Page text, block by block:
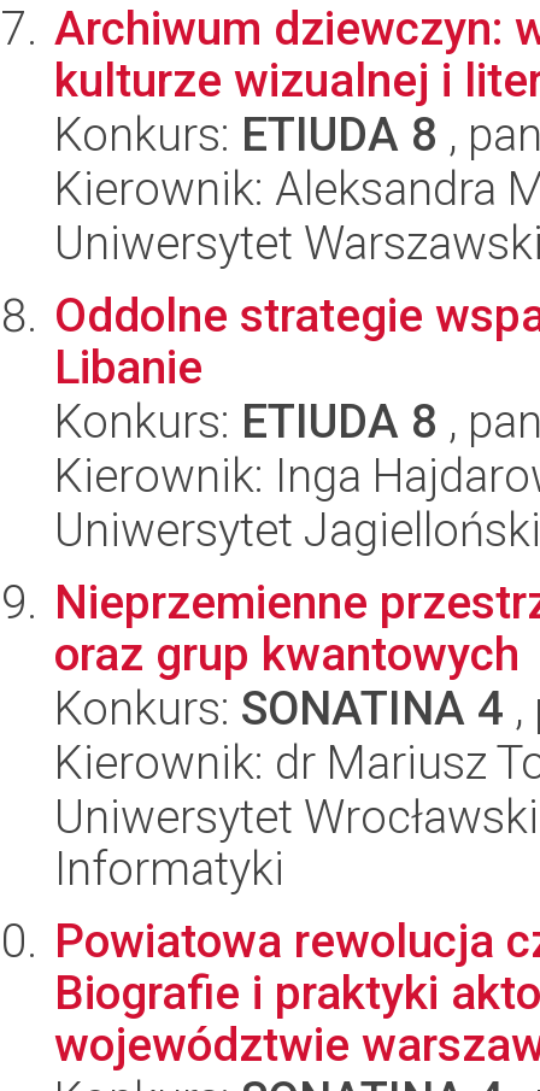
Archiwum dziewczyn:
kulturze wizualnej i
Konkurs: ETIUDA 8 ,
Kierownik: Aleksandra
Uniwersytet
Oddolne strategie
Libanie
Konkurs: ETIUDA 8 ,
Kierownik: Inga
Uniwersytet
Nieprzemienne
oraz grup kwantowych
Konkurs: SONATINA 4
Kierownik: dr Mariusz
Uniwersytet
Informatyki
Powiatowa rewolucja
Biografie i praktyki
województwie